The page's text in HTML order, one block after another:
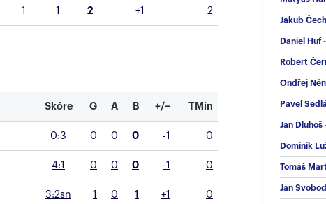
1 1 2 +1 2
Skóre G A B +/− TMin
0:3 0 0 0 -1 0
4:1 0 0 0 -1 0
3:2sn 1 0 1 +1 0
Jakub
Daniel Huf-
Robert
Ondřej
Pavel
Jan Dluhoš
Dominik
Tomáš
Jan